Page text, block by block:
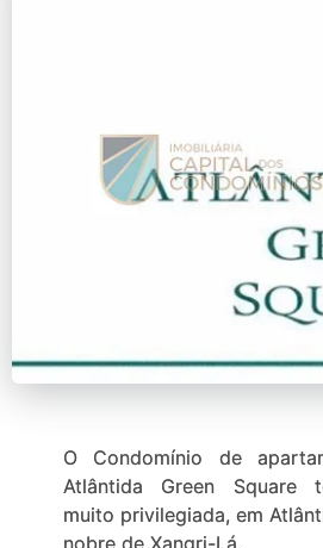
O Condomínio de
Atlântida Green Square
muito privilegiada, em
nobre de Xangri-Lá.